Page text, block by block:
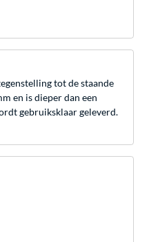
tot de staande
en is dieper dan een
gebruiksklaar geleverd.